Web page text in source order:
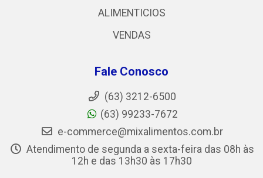
ALIMENTICIOS
VENDAS
Fale Conosco
(63) 3212-6500
(63) 99233-7672
e-commerce@mixalimentos.com.br
Atendimento de segunda a sexta-feira das 08h às
12h e das 13h30 às 17h30